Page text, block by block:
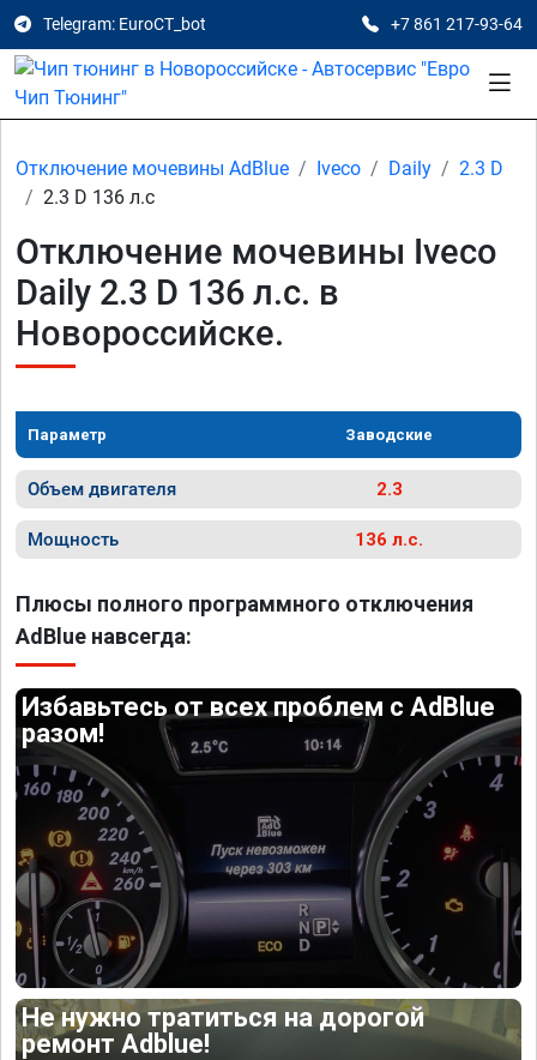
Telegram: EuroCT_bot +7 861 217-93-64
Отключение мочевины AdBlue Iveco Daily
2.3 D
2.3 D 136 л.с
Отключение мочевины Iveco
Daily 2.3 D 136 л.с. в
Новороссийске.
Параметр Заводские
Объем двигателя 2.3
Мощность 136 л.с.
Плюсы полного программного отключения
AdBlue навсегда:
Избавьтесь от всех проблем с AdBlue
разом!
Не нужно тратиться на дорогой
ремонт Adblue!